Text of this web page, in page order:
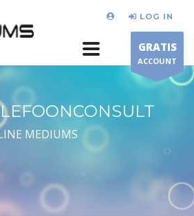
LOG IN
GRATIS
ACCOUNT
MEDIUMS